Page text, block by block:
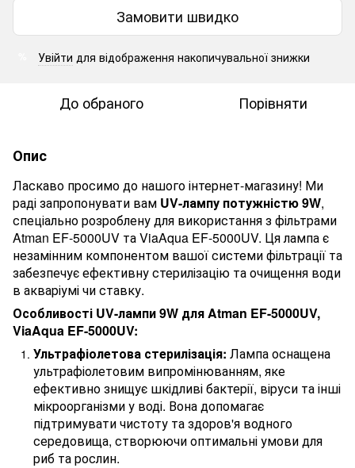
Замовити швидко
Увійти для відображення накопичувальної знижки
До обраного Порівняти
Опис
Ласкаво просимо до нашого інтернет-магазину! Ми
раді запропонувати вам UV-лампу потужністю 9W,
спеціально розроблену для використання з фільтрами
Atman EF-5000UV та ViaAqua EF-5000UV. Ця лампа є
незамінним компонентом вашої системи фільтрації та
забезпечує ефективну стерилізацію та очищення води
в акваріумі чи ставку.
Особливості UV-лампи 9W для Atman EF-5000UV,
ViaAqua EF-5000UV:
Ультрафіолетова стерилізація: Лампа оснащена
ультрафіолетовим випромінюванням, яке
ефективно знищує шкідливі бактерії, віруси та інші
мікроорганізми у воді. Вона допомагає
підтримувати чистоту та здоров'я водного
середовища, створюючи оптимальні умови для
риб та рослин.